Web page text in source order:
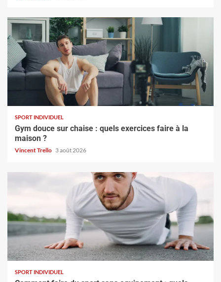
SPORT INDIVIDUEL
Gym douce sur chaise : quels exercices faire à la
maison ?
Vincent Trello 3 août 2026
SPORT INDIVIDUEL